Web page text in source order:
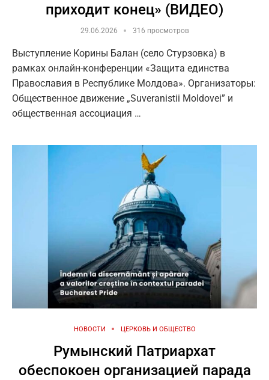
приходит конец» (ВИДЕО)
29.06.2026 316 просмотров
Выступление Корины Балан (село Стурзовка) в
рамках онлайн-конференции «Защита единства
Православия в Республике Молдова». Организаторы:
Общественное движение „Suveranistii Moldovei” и
общественная ассоциация …
НОВОСТИ ЦЕРКОВЬ И ОБЩЕСТВО
Румынский Патриархат
обеспокоен организацией парада